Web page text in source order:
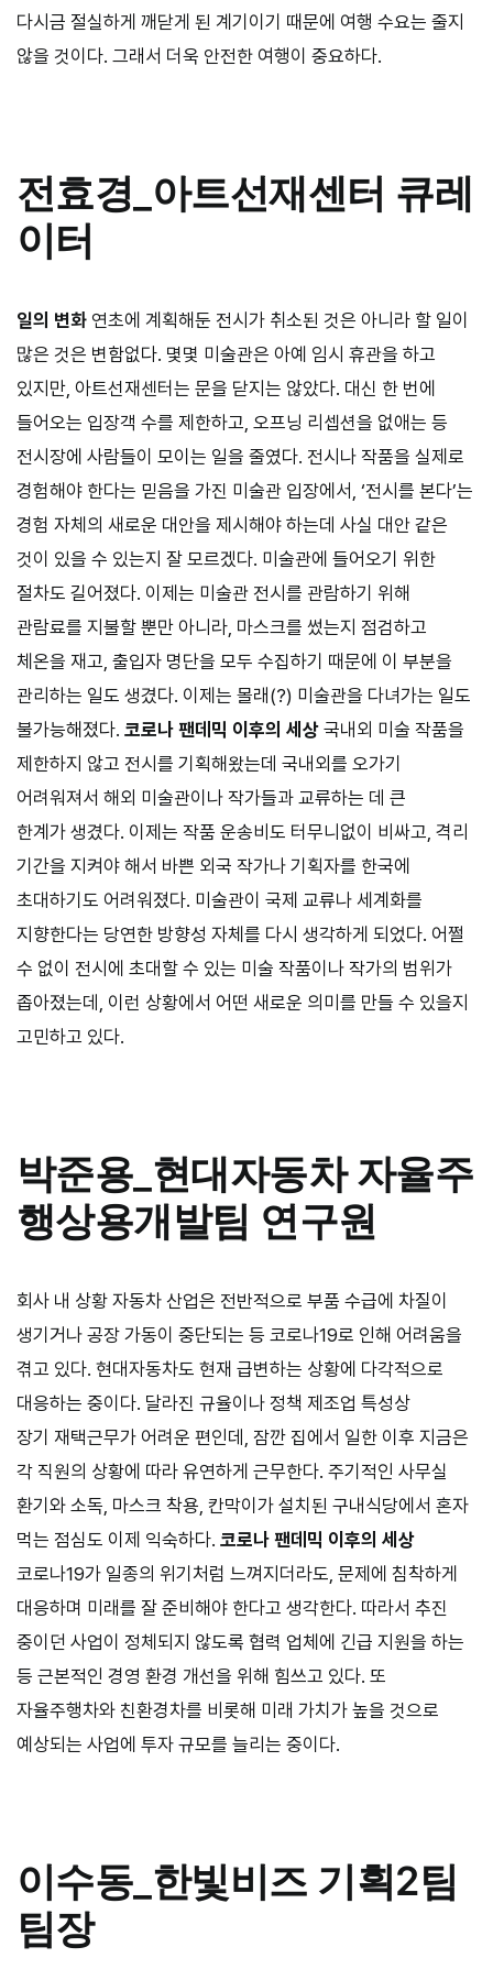
다시금 절실하게 깨닫게 된 계기이기 때문에 여행 수요는 줄지
않을 것이다. 그래서 더욱 안전한 여행이 중요하다.
전효경 아트선재센터 큐레
이터
일의 변화 연초에 계획해둔 전시가 취소된 것은 아니라 할 일이
많은 것은 변함없다. 몇몇 미술관은 아예 임시 휴관을 하고
있지만, 아트선재센터는 문을 닫지는 않았다. 대신 한 번에
들어오는 입장객 수를 제한하고, 오프닝 리셉션을 없애는 등
전시장에 사람들이 모이는 일을 줄였다. 전시나 작품을 실제로
경험해야 한다는 믿음을 가진 미술관 입장에서, ‘전시를 본다’는
경험 자체의 새로운 대안을 제시해야 하는데 사실 대안 같은
것이 있을 수 있는지 잘 모르겠다. 미술관에 들어오기 위한
절차도 길어졌다. 이제는 미술관 전시를 관람하기 위해
관람료를 지불할 뿐만 아니라, 마스크를 썼는지 점검하고
체온을 재고, 출입자 명단을 모두 수집하기 때문에 이 부분을
관리하는 일도 생겼다. 이제는 몰래(?) 미술관을 다녀가는 일도
불가능해졌다. 코로나 팬데믹 이후의 세상 국내외 미술 작품을
제한하지 않고 전시를 기획해왔는데 국내외를 오가기
어려워져서 해외 미술관이나 작가들과 교류하는 데 큰
한계가 생겼다. 이제는 작품 운송비도 터무니없이 비싸고, 격리
기간을 지켜야 해서 바쁜 외국 작가나 기획자를 한국에
초대하기도 어려워졌다. 미술관이 국제 교류나 세계화를
지향한다는 당연한 방향성 자체를 다시 생각하게 되었다. 어쩔
수 없이 전시에 초대할 수 있는 미술 작품이나 작가의 범위가
좁아졌는데, 이런 상황에서 어떤 새로운 의미를 만들 수 있을지
고민하고 있다.
박준용 현대자동차 자율주
행상용개발팀 연구원
회사 내 상황 자동차 산업은 전반적으로 부품 수급에 차질이
생기거나 공장 가동이 중단되는 등 코로나19로 인해 어려움을
겪고 있다. 현대자동차도 현재 급변하는 상황에 다각적으로
대응하는 중이다. 달라진 규율이나 정책 제조업 특성상
장기 재택근무가 어려운 편인데, 잠깐 집에서 일한 이후 지금은
각 직원의 상황에 따라 유연하게 근무한다. 주기적인 사무실
환기와 소독, 마스크 착용, 칸막이가 설치된 구내식당에서 혼자
먹는 점심도 이제 익숙하다. 코로나 팬데믹 이후의 세상
코로나19가 일종의 위기처럼 느껴지더라도, 문제에 침착하게
대응하며 미래를 잘 준비해야 한다고 생각한다. 따라서 추진
중이던 사업이 정체되지 않도록 협력 업체에 긴급 지원을 하는
등 근본적인 경영 환경 개선을 위해 힘쓰고 있다. 또
자율주행차와 친환경차를 비롯해 미래 가치가 높을 것으로
예상되는 사업에 투자 규모를 늘리는 중이다.
이수동 한빛비즈 기획2팀
팀장